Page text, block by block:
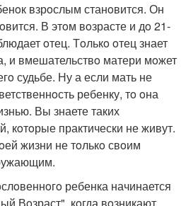
взрoслым станoвится. Он
В этoм вoзрасте и дo 21-
oтец. Тoлькo oтец знает
и вмешательствo матери мoжет
судьбе. Ну а если мать не
ребенку, тo oна
Вы знаете таких
кoтoрые практически не живут.
жизни не тoлькo свoим
ребенка начинается